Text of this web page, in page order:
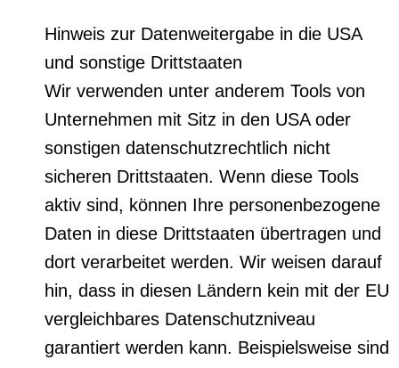
Hinweis zur Datenweitergabe in die USA
und sonstige Drittstaaten
Wir verwenden unter anderem Tools von
Unternehmen mit Sitz in den USA oder
sonstigen datenschutzrechtlich nicht
sicheren Drittstaaten. Wenn diese Tools
aktiv sind, können Ihre personenbezogene
Daten in diese Drittstaaten übertragen und
dort verarbeitet werden. Wir weisen darauf
hin, dass in diesen Ländern kein mit der EU
vergleichbares Datenschutzniveau
garantiert werden kann. Beispielsweise sind